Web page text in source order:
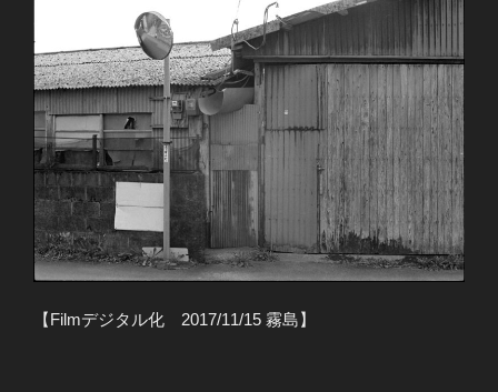
【Filmデジタル化 2017/11/15 霧島】